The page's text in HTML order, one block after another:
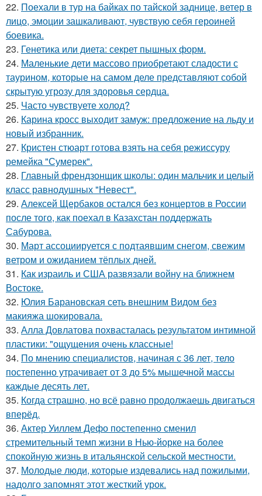
22. Поехали в тур на байках по тайской заднице, ветер в
лицо, эмоции зашкаливают, чувствую себя героиней
боевика.
23. Генетика или диета: секрет пышных форм.
24. Маленькие дети массово приобретают сладости с
таурином, которые на самом деле представляют собой
скрытую угрозу для здоровья сердца.
25. Часто чувствуете холод?
26. Карина кросс выходит замуж: предложение на льду и
новый избранник.
27. Кристен стюарт готова взять на себя режиссуру
ремейка "Сумерек".
28. Главный френдзонщик школы: один мальчик и целый
класс равнодушных "Невест".
29. Алексей Щербаков остался без концертов в России
после того, как поехал в Казахстан поддержать
Сабурова.
30. Март ассоциируется с подтаявшим снегом, свежим
ветром и ожиданием тёплых дней.
31. Как израиль и США развязали войну на ближнем
Востоке.
32. Юлия Барановская сеть внешним Видом без
макияжа шокировала.
33. Алла Довлатова похвасталась результатом интимной
пластики: "ощущения очень классные!
34. По мнению специалистов, начиная с 36 лет, тело
постепенно утрачивает от 3 до 5% мышечной массы
каждые десять лет.
35. Когда страшно, но всё равно продолжаешь двигаться
вперёд.
36. Актер Уиллем Дефо постепенно сменил
стремительный темп жизни в Нью-йорке на более
спокойную жизнь в итальянской сельской местности.
37. Молодые люди, которые издевались над пожилыми,
надолго запомнят этот жесткий урок.